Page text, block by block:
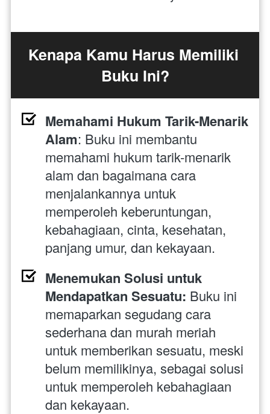
Kenapa Kamu Harus Memiliki
Buku Ini?
Memahami Hukum Tarik-Menarik
Alam: Buku ini membantu
memahami hukum tarik-menarik
alam dan bagaimana cara
menjalankannya untuk
memperoleh keberuntungan,
kebahagiaan, cinta, kesehatan,
panjang umur, dan kekayaan.
Menemukan Solusi untuk
Mendapatkan Sesuatu: Buku ini
memaparkan segudang cara
sederhana dan murah meriah
untuk memberikan sesuatu, meski
belum memilikinya, sebagai solusi
untuk memperoleh kebahagiaan
dan kekayaan.